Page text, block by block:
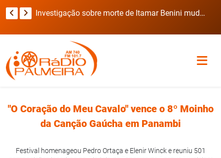
Viatura da Brigada Militar invade casa durante deslocamento para ocorrência com refém no RS Investigação sobre morte de Itamar Benini muda de rumo após laudo preliminar
"O Coração do Meu Cavalo" vence o 8º Moinho
da Canção Gaúcha em Panambi
Festival homenageou Pedro Ortaça e Elenir Winck e reuniu 501